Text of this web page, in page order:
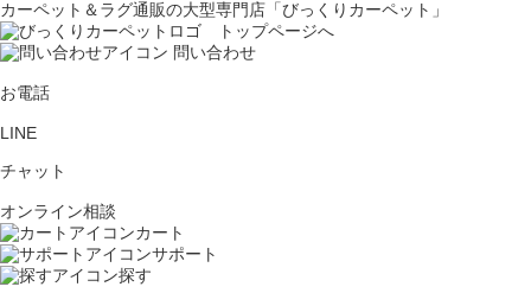
カーペット＆ラグ通販の大型専門店「びっくりカーペット」
問い合わせ
お電話
LINE
チャット
オンライン相談
カート
サポート
探す